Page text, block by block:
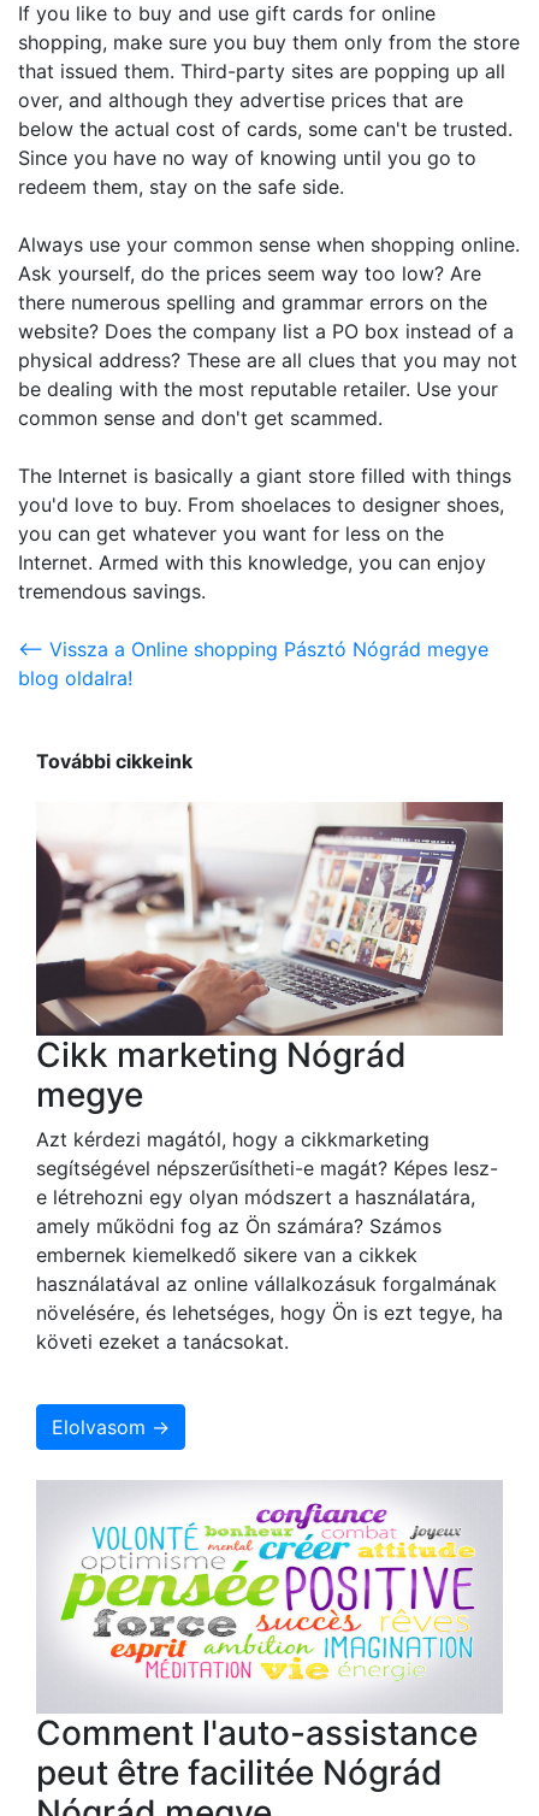
If you like to buy and use gift cards for online
shopping, make sure you buy them only from the store
that issued them. Third-party sites are popping up all
over, and although they advertise prices that are
below the actual cost of cards, some can't be trusted.
Since you have no way of knowing until you go to
redeem them, stay on the safe side.
Always use your common sense when shopping online.
Ask yourself, do the prices seem way too low? Are
there numerous spelling and grammar errors on the
website? Does the company list a PO box instead of a
physical address? These are all clues that you may not
be dealing with the most reputable retailer. Use your
common sense and don't get scammed.
The Internet is basically a giant store filled with things
you'd love to buy. From shoelaces to designer shoes,
you can get whatever you want for less on the
Internet. Armed with this knowledge, you can enjoy
tremendous savings.
<-- Vissza a Online shopping Pásztó Nógrád megye
blog oldalra!
További cikkeink
Cikk marketing Nógrád
megye
Azt kérdezi magától, hogy a cikkmarketing
segítségével népszerűsítheti-e magát? Képes lesz-
e létrehozni egy olyan módszert a használatára,
amely működni fog az Ön számára? Számos
embernek kiemelkedő sikere van a cikkek
használatával az online vállalkozásuk forgalmának
növelésére, és lehetséges, hogy Ön is ezt tegye, ha
követi ezeket a tanácsokat.
Elolvasom →
Comment l'auto-assistance
peut être facilitée Nógrád